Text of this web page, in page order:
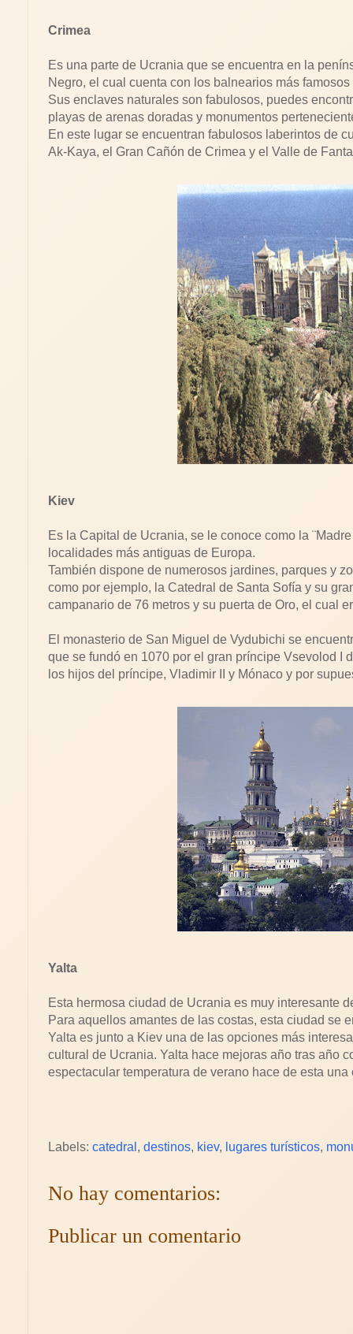
Crimea
Es una parte de Ucrania que se encuentra en la
Negro, el cual cuenta con los balnearios más
Sus enclaves naturales son fabulosos, puedes
playas de arenas doradas y monumentos
En este lugar se encuentran fabulosos laberintos de
Ak-Kaya, el Gran Cañón de Crimea y el Valle de
Kiev
Es la Capital de Ucrania, se le conoce como la
localidades más antiguas de Europa.
También dispone de numerosos jardines, parques y
como por ejemplo, la Catedral de Santa Sofía y su
campanario de 76 metros y su puerta de Oro, el cual
El monasterio de San Miguel de Vydubichi se
que se fundó en 1070 por el gran príncipe Vsevolod I
los hijos del príncipe, Vladimir II y Mónaco y por
Yalta
Esta hermosa ciudad de Ucrania es muy interesante
Para aquellos amantes de las costas, esta ciudad se
Yalta es junto a Kiev una de las opciones más
cultural de Ucrania. Yalta hace mejoras año tras año
espectacular temperatura de verano hace de esta
Labels: catedral , destinos, kiev, lugares turísticos,
No hay comentarios:
Publicar un comentario